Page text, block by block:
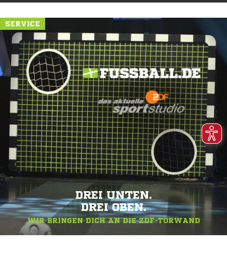
SERVICE
DREI UNTEN.
DREI OBEN.
WIR BRINGEN DICH AN DIE ZDF-TORWAND